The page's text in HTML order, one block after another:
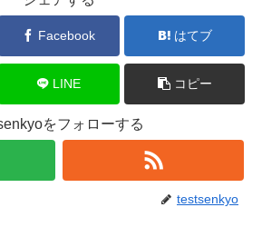
Facebook はてブ
LINE コピー
をフォローする
testsenkyo